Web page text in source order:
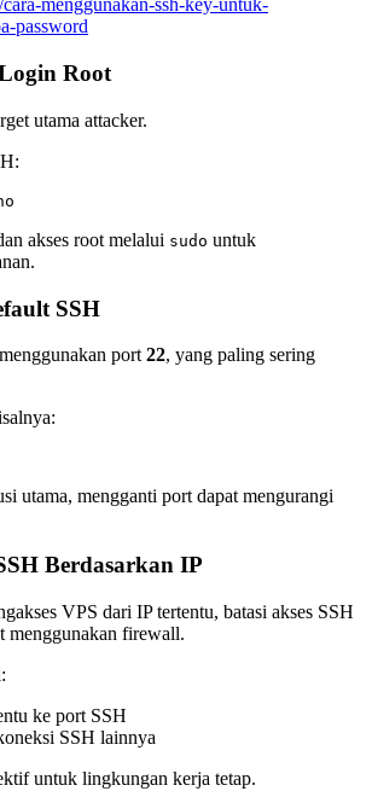
menggunakan-ssh-key-untuk-
password
Root
utama attacker.
akses root melalui sudo untuk
SSH
port 22, yang paling sering
utama, mengganti port dapat mengurangi
Berdasarkan IP
VPS dari IP tertentu, batasi akses SSH
menggunakan firewall.
ke port SSH
SSH lainnya
untuk lingkungan kerja tetap.